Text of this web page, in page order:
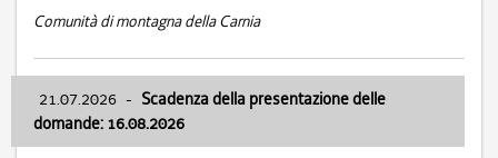
Comunità di montagna della Carnia
21.07.2026 - Scadenza della presentazione delle
domande: 16.08.2026